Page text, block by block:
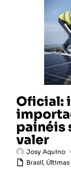
Oficial:
painéis
valer
Josy Aquino
Brasil,